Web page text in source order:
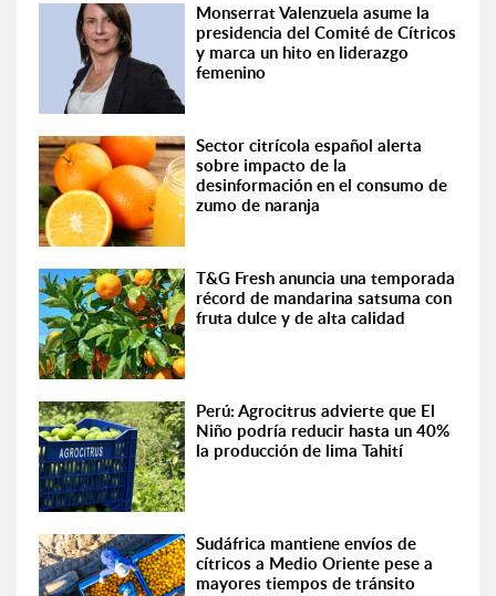
Monserrat Valenzuela asume la
presidencia del Comité de Cítricos
y marca un hito en liderazgo
femenino
Sector citrícola español alerta
sobre impacto de la
desinformación en el consumo de
zumo de naranja
T&G Fresh anuncia una temporada
récord de mandarina satsuma con
fruta dulce y de alta calidad
Perú: Agrocitrus advierte que El
Niño podría reducir hasta un 40%
la producción de lima Tahití
Sudáfrica mantiene envíos de
cítricos a Medio Oriente pese a
mayores tiempos de tránsito